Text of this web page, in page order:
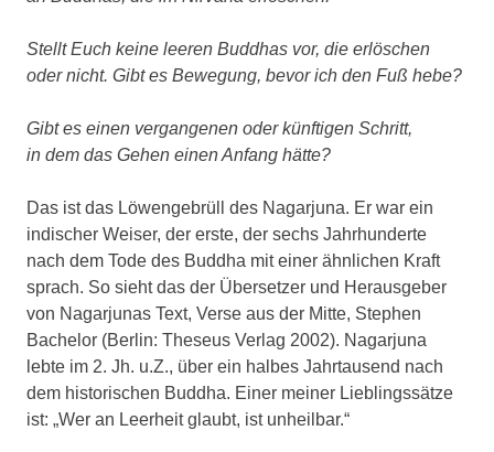
Stellt Euch keine leeren Buddhas vor, die erlöschen
oder nicht. Gibt es Bewegung, bevor ich den Fuß hebe?
Gibt es einen vergangenen oder künftigen Schritt,
in dem das Gehen einen Anfang hätte?
Das ist das Löwengebrüll des Nagarjuna. Er war ein
indischer Weiser, der erste, der sechs Jahrhunderte
nach dem Tode des Buddha mit einer ähnlichen Kraft
sprach. So sieht das der Übersetzer und Herausgeber
von Nagarjunas Text, Verse aus der Mitte, Stephen
Bachelor (Berlin: Theseus Verlag 2002). Nagarjuna
lebte im 2. Jh. u.Z., über ein halbes Jahrtausend nach
dem historischen Buddha. Einer meiner Lieblingssätze
ist: „Wer an Leerheit glaubt, ist unheilbar.“